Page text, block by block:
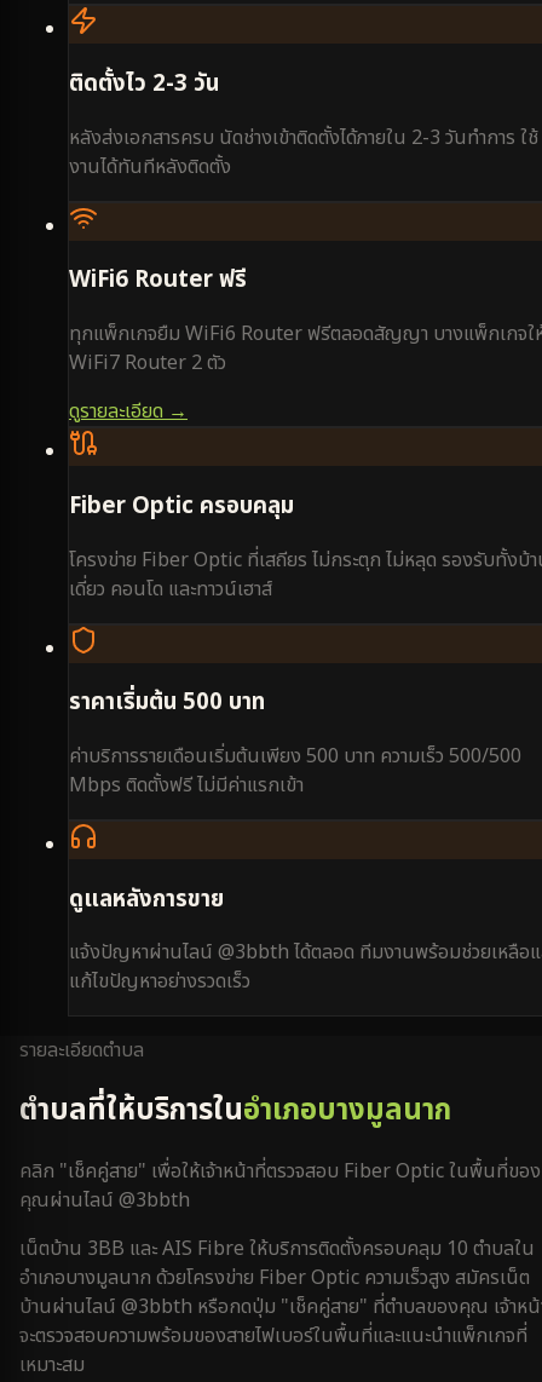
ติดตั้งไว 2-3 วัน
หลังส่งเอกสารครบ นัดช่างเข้าติดตั้งได้ภายใน 2-3 วันทำการ ใช้
งานได้ทันทีหลังติดตั้ง
WiFi6 Router ฟรี
ทุกแพ็กเกจยืม WiFi6 Router ฟรีตลอดสัญญา บางแพ็กเกจใ
WiFi7 Router 2 ตัว
ดูรายละเอียด →
Fiber Optic ครอบคลุม
โครงข่าย Fiber Optic ที่เสถียร ไม่กระตุก ไม่หลุด รองรับทั้งบ้
เดี่ยว คอนโด และทาวน์เฮาส์
ราคาเริ่มต้น 500 บาท
ค่าบริการรายเดือนเริ่มต้นเพียง 500 บาท ความเร็ว 500/500
Mbps ติดตั้งฟรี ไม่มีค่าแรกเข้า
ดูแลหลังการขาย
แจ้งปัญหาผ่านไลน์ @3bbth ได้ตลอด ทีมงานพร้อมช่วยเหลือแ
แก้ไขปัญหาอย่างรวดเร็ว
รายละเอียดตำบล
ตำบลที่ให้บริการในอำเภอบางมูลนาก
คลิก "เช็คคู่สาย" เพื่อให้เจ้าหน้าที่ตรวจสอบ Fiber Optic ในพื้นที่ของ
คุณผ่านไลน์ @3bbth
เน็ตบ้าน 3BB และ AIS Fibre ให้บริการติดตั้งครอบคลุม 10 ตำบลใน
อำเภอบางมูลนาก ด้วยโครงข่าย Fiber Optic ความเร็วสูง สมัครเน็ต
บ้านผ่านไลน์ @3bbth หรือกดปุ่ม "เช็คคู่สาย" ที่ตำบลของคุณ เจ้าห
จะตรวจสอบความพร้อมของสายไฟเบอร์ในพื้นที่และแนะนำแพ็กเกจที่
เหมาะสม